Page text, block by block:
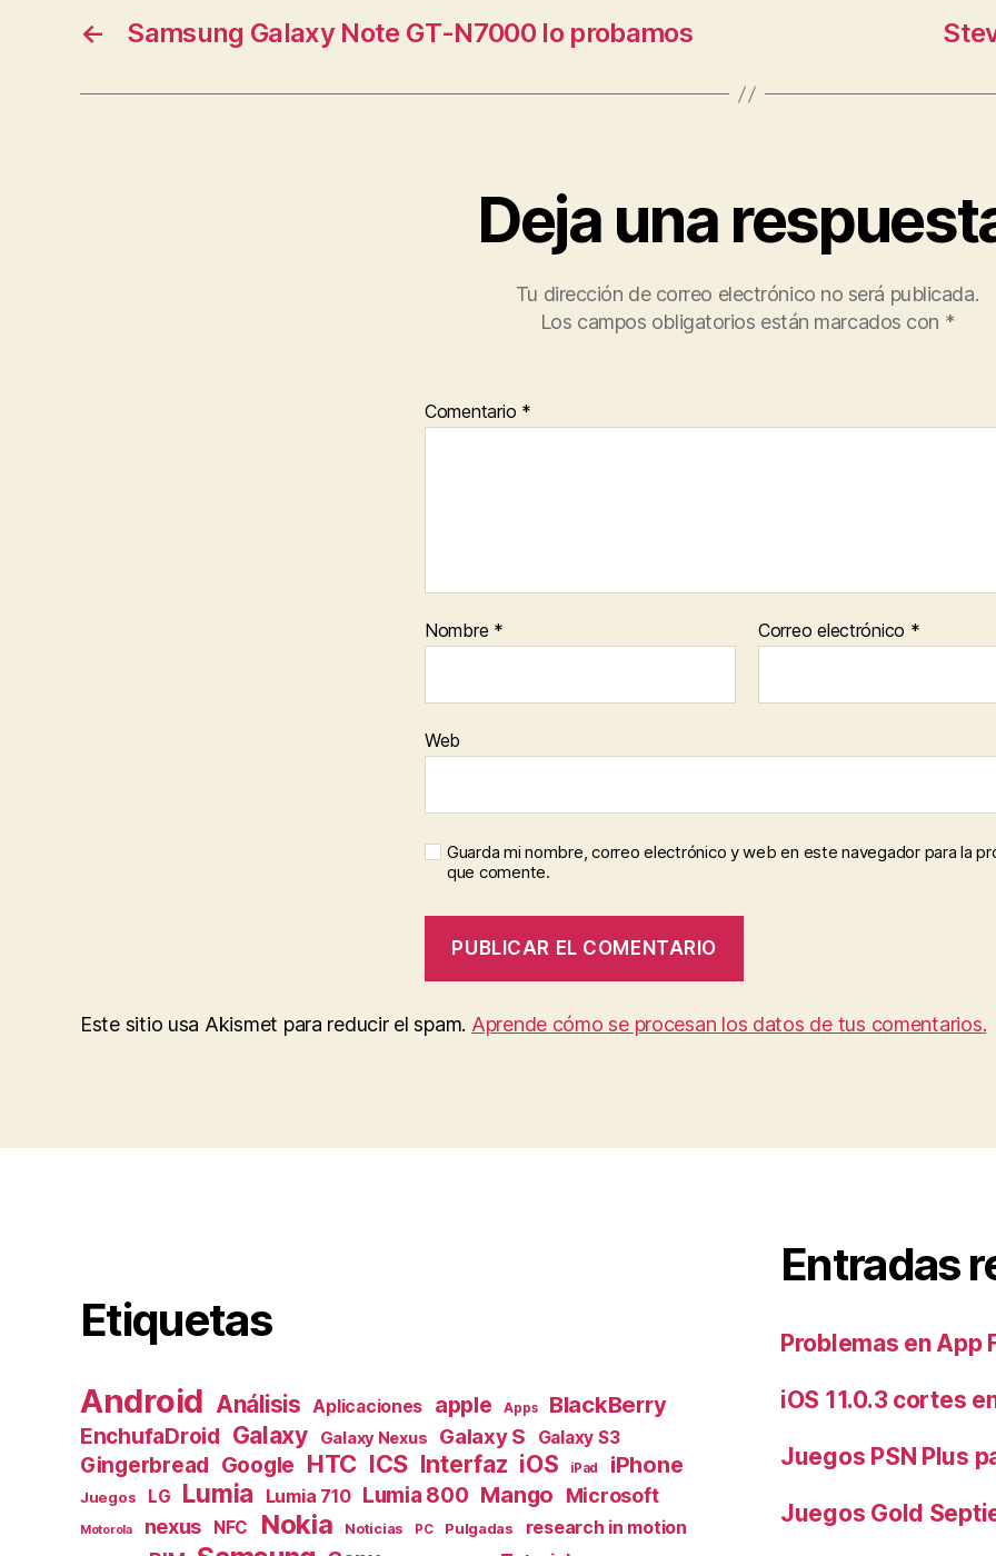
← Samsung Galaxy Note GT-N7000 lo probamos
Deja una
Tu dirección de correo electrónico no será publicada.
Los campos obligatorios están marcados con *
Comentario *
Nombre * Correo electrónico *
Web
Guarda mi nombre, correo electrónico y web en este navegador para la
que comente.
Este sitio usa Akismet para reducir el spam. Aprende cómo se procesan los datos de tus comentarios.
Etiquetas
Android Análisis Aplicaciones apple Apps BlackBerry
EnchufaDroid Galaxy Galaxy Nexus Galaxy S Galaxy S3
Gingerbread Google HTC ICS Interfaz iOS iPad iPhone
Juegos LG Lumia Lumia 710 Lumia 800 Mango Microsoft
Motorola nexus NFC Nokia Noticias PC Pulgadas research in motion
Entradas
Problemas en App
iOS 11.0.3 cortes
Juegos PSN Plus
Juegos Gold